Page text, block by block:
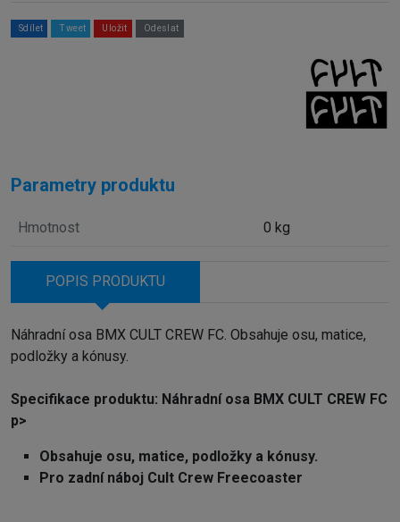
Sdílet Tweet Uložit Odeslat
Parametry produktu
Hmotnost 0 kg
POPIS PRODUKTU
Náhradní osa BMX CULT CREW FC. Obsahuje osu, matice,
podložky a kónusy.
Specifikace produktu: Náhradní osa BMX CULT CREW FC
p>
Obsahuje osu, matice, podložky a kónusy.
Pro zadní náboj Cult Crew Freecoaster